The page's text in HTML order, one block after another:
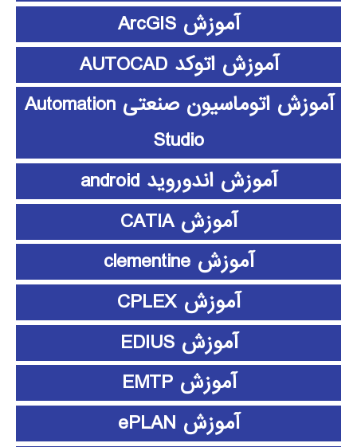
آموزش ArcGIS
آموزش اتوکد AUTOCAD
آموزش اتوماسیون صنعتی Automation
Studio
آموزش اندوروید android
آموزش CATIA
آموزش clementine
آموزش CPLEX
آموزش EDIUS
آموزش EMTP
آموزش ePLAN